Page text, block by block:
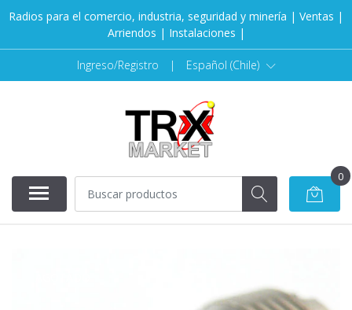
Radios para el comercio, industria, seguridad y minería | Ventas |
Arriendos | Instalaciones |
Ingreso/Registro | Español (Chile)
0